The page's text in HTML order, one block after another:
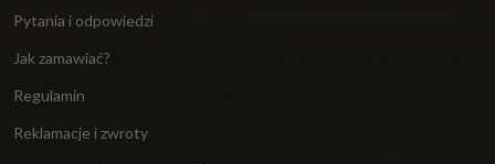
Pytania i odpowiedzi
Jak zamawiać?
Regulamin
Reklamacje i zwroty